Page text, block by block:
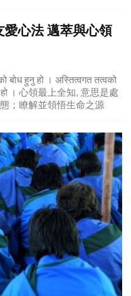
心法 邁萃與心領
बोध हुनु हो । अस्तित्वगत तत्वको
हो । 心領最上全知, 意思是處
；瞭解並領悟生命之源